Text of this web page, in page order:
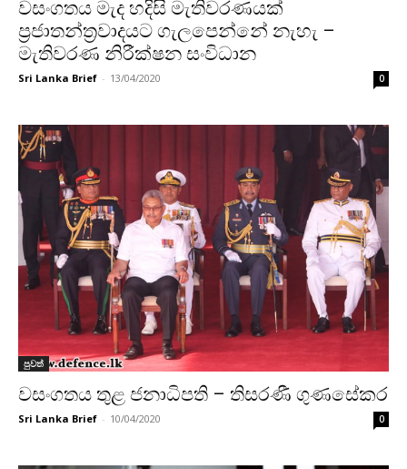
වසංගතය මැද හදිසි මැතිවරණයක්
ප්‍රජාතන්ත්‍රවාදයට ‌ගැලපෙන්නේ නැහැ –
මැතිවරණ නිරීක්ෂන සංවිධාන
Sri Lanka Brief - 13/04/2020 0
පුවත්
වසංගතය තුළ ජනාධිපති – තිසරණී ගුණසේකර
Sri Lanka Brief - 10/04/2020 0